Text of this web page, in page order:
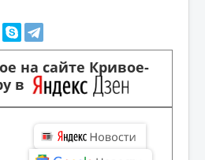
на сайте Кривое-
в